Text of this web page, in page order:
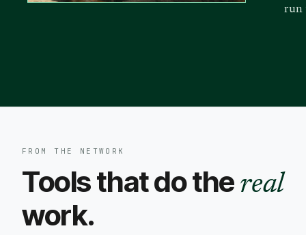
run
FROM THE NETWORK
Tools that do the real
work.